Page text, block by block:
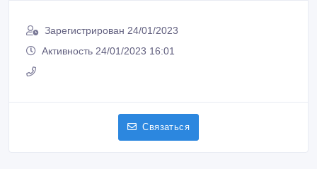
Зарегистрирован 24/01/2023
Активность 24/01/2023 16:01
Связаться